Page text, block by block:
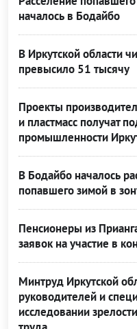
началось в Бодайбо
В Иркутской области
превысило 51 тысячу
Проекты
и пластмасс получат
промышленности
В Бодайбо началось
попавшего зимой в
Пенсионеры из
заявок на участие в
Минтруд Иркутской
руководителей и
исследовании